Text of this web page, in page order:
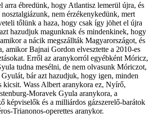
arra ébredünk, hogy Atlantisz lemerül újra, és
nem érzékenykedünk, mert
tőlünk a haza, hogy csak így jöhet el újra
hazudjuk magunknak és mindenkinek, hogy
a nácik megszállták Magyarországot, és
amikor Bajnai Gordon elvesztette a 2010-es
Erről az aranykorról egyébként Móricz,
tudna mesélni, de nem olvasunk Móriczot,
bár azt hazudjuk, hogy igen, minden
kicsit. Wass Albert aranykora ez, Nyírő,
Moravek Gyula aranykora, a
képviselők és a milliárdos gázszerelő-barátok
Trianonos-operettes aranykor.